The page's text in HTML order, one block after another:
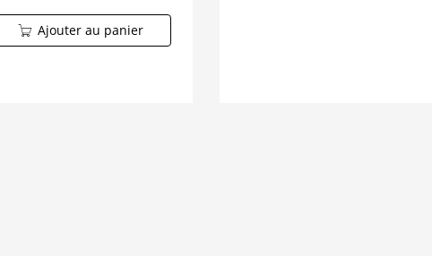
Ajouter au panier